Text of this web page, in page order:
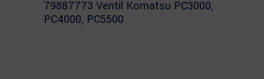
79887773 Ventil Komatsu PC3000,
PC4000, PC5500